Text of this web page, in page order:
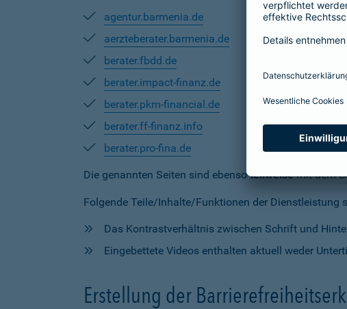
agentur.barmenia.de
aerzteberater.barmenia.de
berater.fbdd.de
berater.impact-finanz.de
berater.pkm-financial.de
berater.ff-finanz.info
berater.pro-fina.de
Die genannten Seiten sind ebensoteilweisemit dem
Folgende Teile/Inhalte/Funktionen der Dienstleistung
Das Kontrastverhältnis zwischen Schrift und
Eingebettete Videos enthalten aktuell weder
Erstellung der